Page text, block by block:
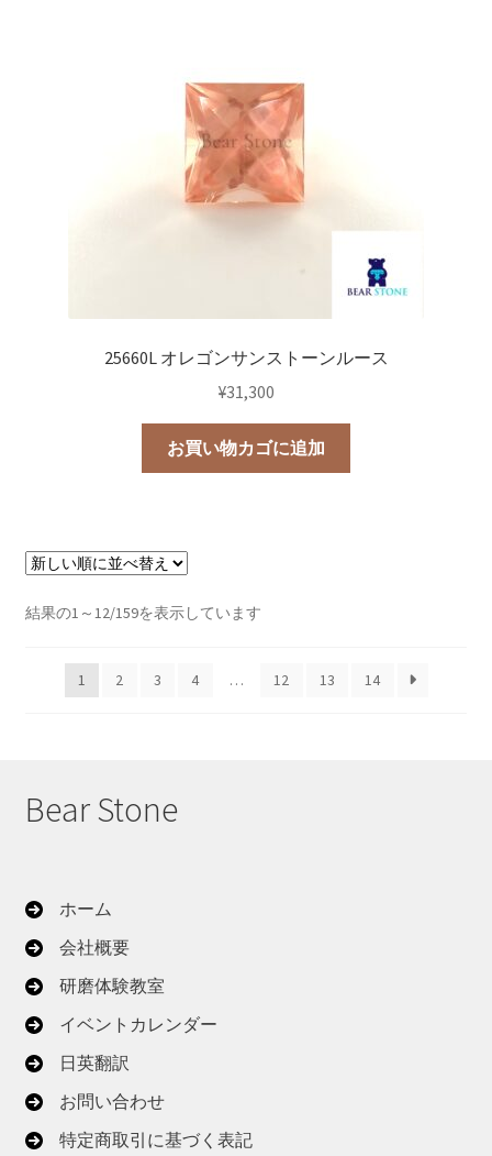
25660L オレゴンサンストーンルース
¥31,300
お買い物カゴに追加
結果の1～12/159を表示しています新
順
1 2 3 4 … 12 13 14
Bear Stone
ホーム
会社概要
研磨体験教室
イベントカレンダー
日英翻訳
お問い合わせ
特定商取引に基づく表記